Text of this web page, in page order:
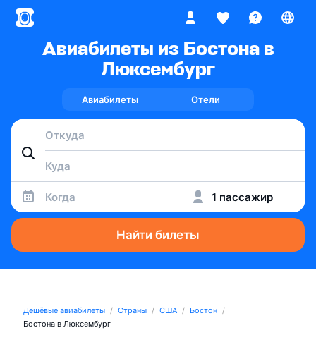
Авиабилеты из Бостона в
Люксембург
Авиабилеты Отели
Когда 1 пассажир
Найти билеты
Дешёвые авиабилеты Страны США
Бостон
Бостона в Люксембург